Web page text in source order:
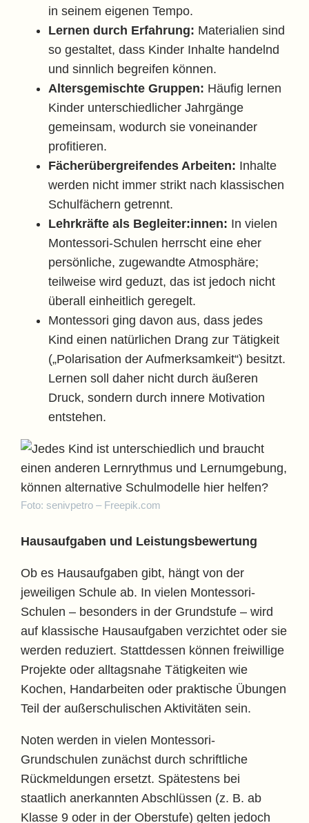
in seinem eigenen Tempo.
Lernen durch Erfahrung: Materialien sind
so gestaltet, dass Kinder Inhalte handelnd
und sinnlich begreifen können.
Altersgemischte Gruppen: Häufig lernen
Kinder unterschiedlicher Jahrgänge
gemeinsam, wodurch sie voneinander
profitieren.
Fächerübergreifendes Arbeiten: Inhalte
werden nicht immer strikt nach klassischen
Schulfächern getrennt.
Lehrkräfte als Begleiter:innen: In vielen
Montessori-Schulen herrscht eine eher
persönliche, zugewandte Atmosphäre;
teilweise wird geduzt, das ist jedoch nicht
überall einheitlich geregelt.
Montessori ging davon aus, dass jedes
Kind einen natürlichen Drang zur Tätigkeit
(„Polarisation der Aufmerksamkeit“) besitzt.
Lernen soll daher nicht durch äußeren
Druck, sondern durch innere Motivation
entstehen.
Foto: senivpetro – Freepik.com
Hausaufgaben und Leistungsbewertung
Ob es Hausaufgaben gibt, hängt von der
jeweiligen Schule ab. In vielen Montessori-
Schulen – besonders in der Grundstufe – wird
auf klassische Hausaufgaben verzichtet oder sie
werden reduziert. Stattdessen können freiwillige
Projekte oder alltagsnahe Tätigkeiten wie
Kochen, Handarbeiten oder praktische Übungen
Teil der außerschulischen Aktivitäten sein.
Noten werden in vielen Montessori-
Grundschulen zunächst durch schriftliche
Rückmeldungen ersetzt. Spätestens bei
staatlich anerkannten Abschlüssen (z. B. ab
Klasse 9 oder in der Oberstufe) gelten jedoch